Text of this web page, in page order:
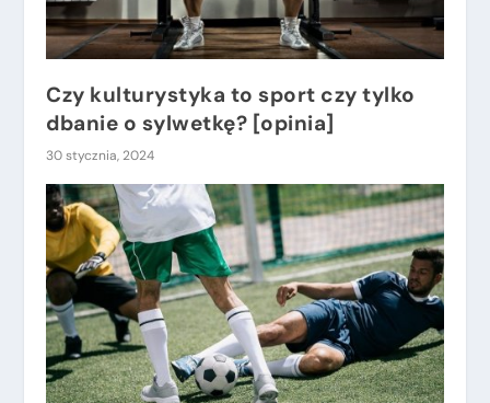
Czy kulturystyka to sport czy tylko
dbanie o sylwetkę? [opinia]
30 stycznia, 2024